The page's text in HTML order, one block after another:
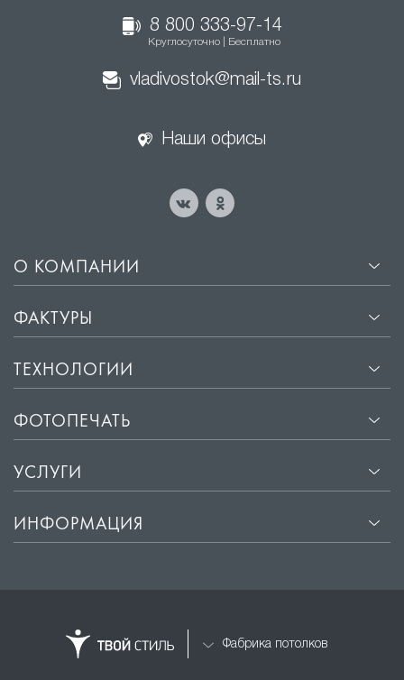
8 800 333-97-14
Круглосуточно | Бесплатно
vladivostok@mail-ts.ru
Наши офисы
О КОМПАНИИ
ФАКТУРЫ
ТЕХНОЛОГИИ
ФОТОПЕЧАТЬ
УСЛУГИ
ИНФОРМАЦИЯ
Фабрика потолков